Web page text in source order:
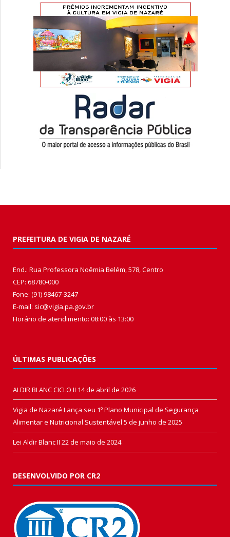
PREFEITURA DE VIGIA DE NAZARÉ
End.: Rua Professora Noêmia Belém, 578, Centro
CEP: 68780-000
Fone: (91) 98467-3247
E-mail: sic@vigia.pa.gov.br
Horário de atendimento: 08:00 às 13:00
ÚLTIMAS PUBLICAÇÕES
ALDIR BLANC CICLO II 14 de abril de 2026
Vigia de Nazaré Lança seu 1º Plano Municipal de Segurança
Alimentar e Nutricional Sustentável 5 de junho de 2025
Lei Aldir Blanc II 22 de maio de 2024
DESENVOLVIDO POR CR2